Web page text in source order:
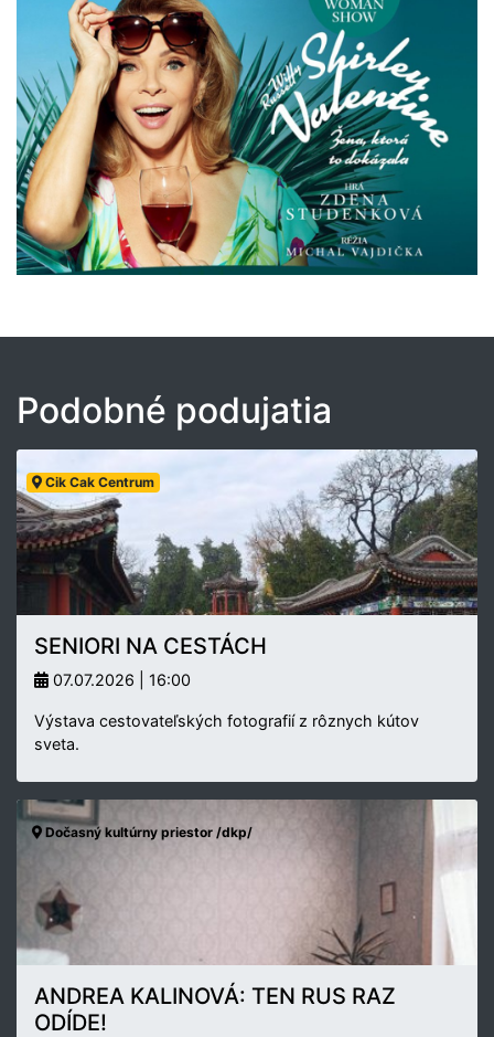
Podobné podujatia
Cik Cak Centrum
SENIORI NA CESTÁCH
07.07.2026 | 16:00
Výstava cestovateľských fotografií z rôznych kútov
sveta.
Dočasný kultúrny priestor /dkp/
ANDREA KALINOVÁ: TEN RUS RAZ
ODÍDE!